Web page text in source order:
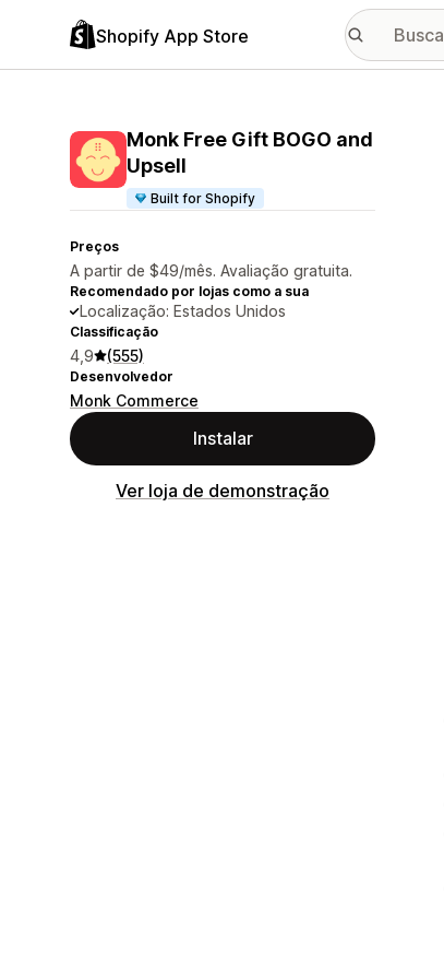
Shopify App Store
Monk Free Gift BOGO and
Upsell
Built for Shopify
Preços
A partir de $49/mês. Avaliação gratuita.
Recomendado por lojas como a sua
Localização: Estados Unidos
Classificação
4,9 (555)
Desenvolvedor
Monk Commerce
Instalar
Ver loja de demonstração